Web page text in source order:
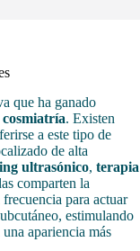
que ha ganado
cosmiatría. Existen
a este tipo de
de alta
ultrasónico, terapia
comparten la
para actuar
estimulando
apariencia más